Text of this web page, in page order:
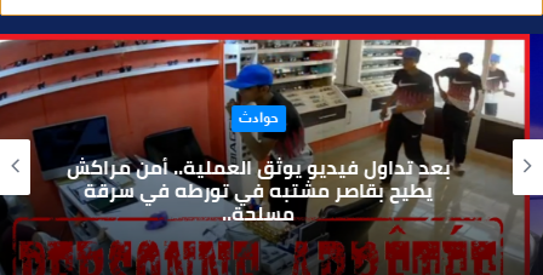
ق
ع
ا
ل
و
ي
ب
حوادث
بعد تداول فيديو يوثق العملية.. أمن مراكش
يطيح بقاصر مشتبه في تورطه في سرقة
مسلحة..